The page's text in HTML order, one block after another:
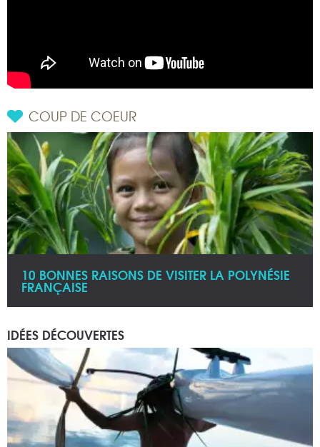
COUP DE COEUR
10 BONNES RAISONS DE VISITER LA POLYNÉSIE
FRANÇAISE
IDÉES DÉCOUVERTES